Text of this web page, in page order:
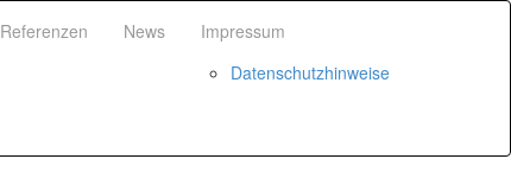
Referenzen News
Impressum
Datenschutzhinweise